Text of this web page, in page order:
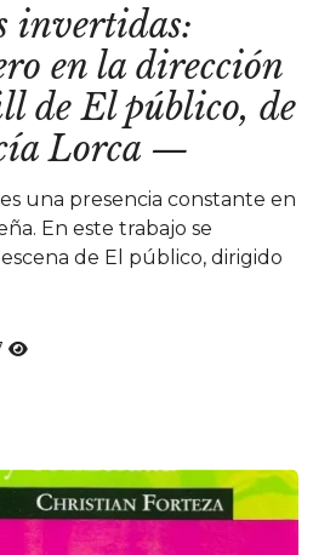
invertidas:
en la dirección
de El público, de
Lorca —
una presencia constante en
En este trabajo se
de El público, dirigido